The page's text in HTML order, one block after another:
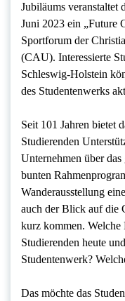
Jubiläums veranstaltet
Juni 2023 ein „Future
Sportforum der
(CAU). Interessierte
Schleswig-Holstein
des Studentenwerks
Seit 101 Jahren bietet
Studierenden
Unternehmen über
bunten
Wanderausstellung
auch der Blick auf die
kurz kommen. Welche
Studierenden heute
Studentenwerk?
Das möchte das